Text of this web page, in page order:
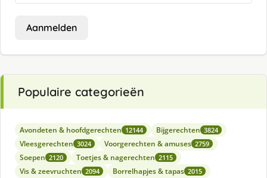
Aanmelden
Populaire categorieën
Avondeten & hoofdgerechten 12144 Bijgerechten 3824
Vleesgerechten 3024 Voorgerechten & amuses 2759
Soepen 2120 Toetjes & nagerechten 2115
Vis & zeevruchten 2094 Borrelhapjes & tapas 2015